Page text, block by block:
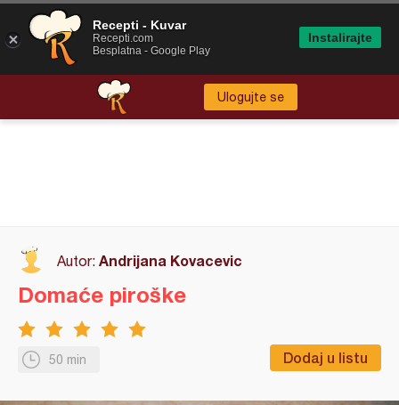
Ulogujte se
Autor: Andrijana Kovacevic
50 min Dodaj u listu
Domaće piroške
Recepti - Kuvar
Recepti.com
Besplatna - Google Play
Instalirajte